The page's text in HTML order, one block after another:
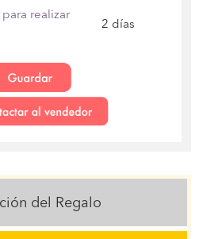
realizar
2 días
del Regalo